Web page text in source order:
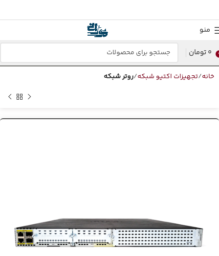
منو
0تومان
خانه تجهیزات اکتیو شبکه روتر شبکه